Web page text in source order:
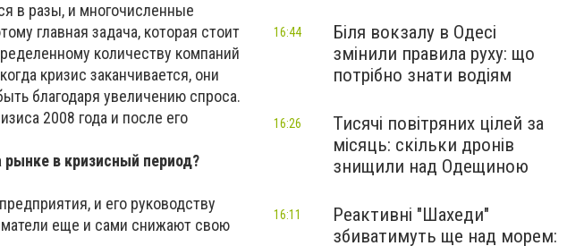
в разы, и многочисленные
главная задача, которая стоит
количеству компаний
кризис заканчивается, они
благодаря увеличению спроса.
2008 года и после его
в кризисный период?
и его руководству
еще и сами снижают свою
Біля вокзалу в Одесі
змінили правила руху: що
потрібно знати водіям
16:44
Тисячі повітряних цілей за
місяць: скільки дронів
знищили над Одещиною
16:26
Реактивні "Шахеди"
збиватимуть ще над морем:
16:11